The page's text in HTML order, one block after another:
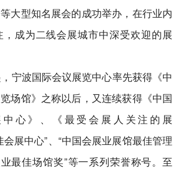
大型知名展会的成功举办，在行业内
成为二线会展城市中深受欢迎的展
波国际会议展览中心率先获得《中
场馆》之称以后，又连续获得《中国
心》、《最受会展人关注的展
展中心”、“中国会展业展馆最佳管理
最佳场馆奖”等一系列荣誉称号。至